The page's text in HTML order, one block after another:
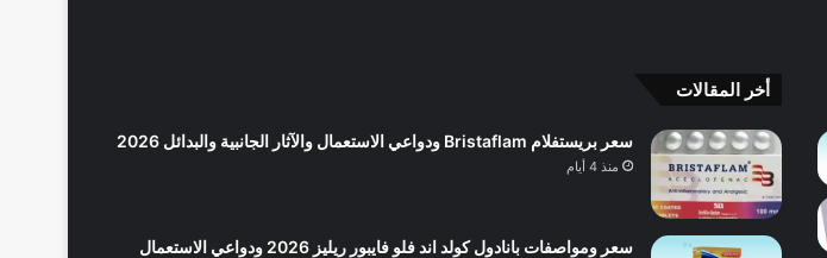
أخر المقالات
سعر بريستفلام Bristaflam ودواعي الاستعمال والآثار الجانبية والبدائل 2026
منذ 4 أيام
سعر ومواصفات بانادول كولد اند فلو فايبور ريليز 2026 ودواعي الاستعمال